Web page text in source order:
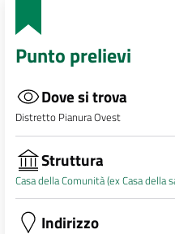
Punto prelievi
Dove si trova
Distretto Pianura Ovest
Struttura
Casa della Comunità (ex Casa della
Indirizzo